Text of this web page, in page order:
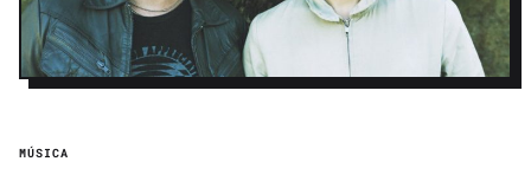
MÚSICA